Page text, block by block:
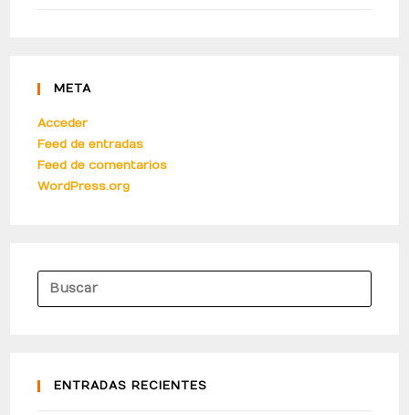
META
Acceder
Feed de entradas
Feed de comentarios
WordPress.org
ENTRADAS RECIENTES